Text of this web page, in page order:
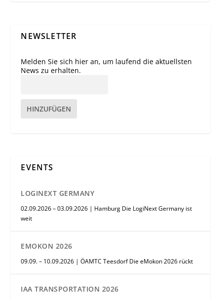
NEWSLETTER
Melden Sie sich hier an, um laufend die aktuellsten
News zu erhalten.
HINZUFÜGEN
EVENTS
LOGINEXT GERMANY
02.09.2026 – 03.09.2026 | Hamburg Die LogiNext Germany ist
weit
EMOKON 2026
09.09. – 10.09.2026 | ÖAMTC Teesdorf Die eMokon 2026 rückt
IAA TRANSPORTATION 2026